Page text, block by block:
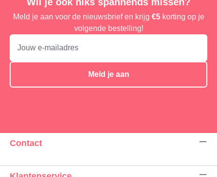
Meld je aan voor de nieuwsbrief en krijg €5korting op je
volgende bestelling!
Meld je aan
Contact